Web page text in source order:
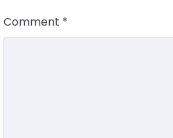
Comment *